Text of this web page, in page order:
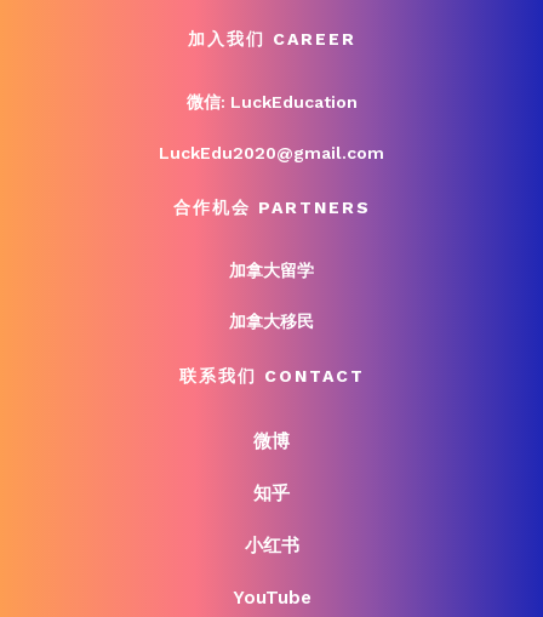
加入我们 CAREER
微信: LuckEducation
LuckEdu2020@gmail.com
合作机会 PARTNERS
加拿大留学
加拿大移民
联系我们 CONTACT
微博
知乎
小红书
YouTube